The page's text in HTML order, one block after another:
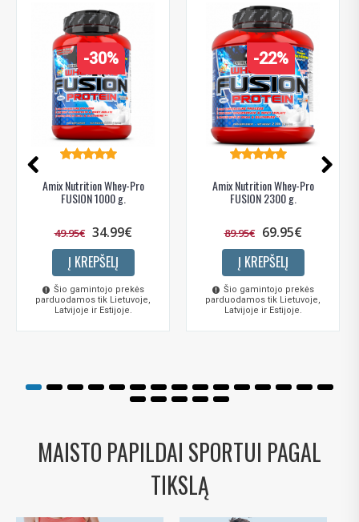
-30%
Amix Nutrition Whey-Pro
FUSION 1000 g.
49.95€ 34.99€
Į KREPŠELĮ
Šio gamintojo prekės
parduodamos tik Lietuvoje,
Latvijoje ir Estijoje.
-22%
Amix Nutrition Whey-Pro
FUSION 2300 g.
89.95€ 69.95€
Į KREPŠELĮ
Šio gamintojo prekės
parduodamos tik Lietuvoje,
Latvijoje ir Estijoje.
MAISTO PAPILDAI SPORTUI PAGAL
TIKSLĄ